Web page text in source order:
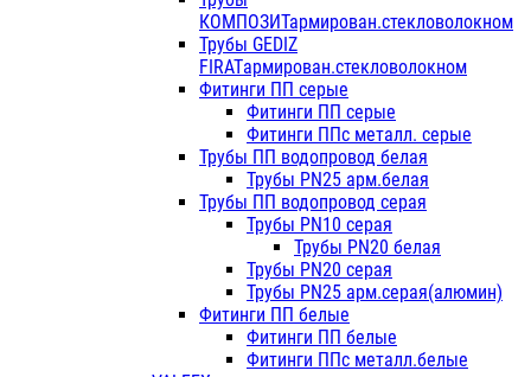
КОМПОЗИТармирован.стекловолокном
Трубы GEDIZ
FIRATармирован.стекловолокном
Фитинги ПП серые
Фитинги ПП серые
Фитинги ППс металл. серые
Трубы ПП водопровод белая
Трубы PN25 арм.белая
Трубы ПП водопровод серая
Трубы PN10 серая
Трубы PN20 белая
Трубы PN20 серая
Трубы PN25 арм.серая(алюмин)
Фитинги ПП белые
Фитинги ПП белые
Фитинги ППс металл.белые